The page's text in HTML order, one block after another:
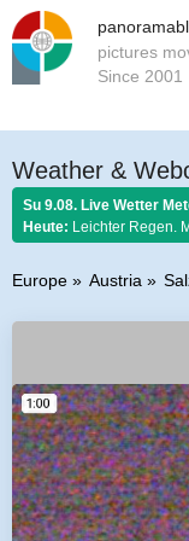
pictures
Since 2001
Weather &
Su 9.08. Live Wetter
Heute: Leichter Regen.
Europe Austria